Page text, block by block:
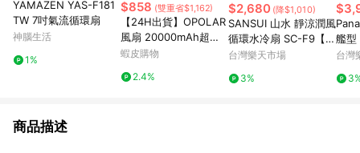
YAMAZEN YAS-F181
TW 7吋氣流循環扇
神腦生活
1%
$858 (雙重省$1,162)
【24H出貨】OPOLAR
風扇 20000mAh超長
續航桌面小電扇 夾扇
室充電風扇 釣魚 露營
蝦皮購物
2.4%
$2,680 (降$1,010)
SANSUI 山水 靜涼潤風
循環水冷扇 SC-F9【愛
買】
台灣樂天市場
3%
艦型
遙控
D【
台灣
商品描述